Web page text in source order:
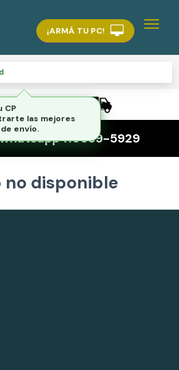
¡ARMÁ TU PC!
A TODO EL PAÍS
116559-5929
disponible
CP
las mejores
envío.